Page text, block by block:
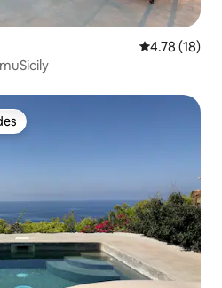
Calificación
4.78 (18)
by DomuSicily